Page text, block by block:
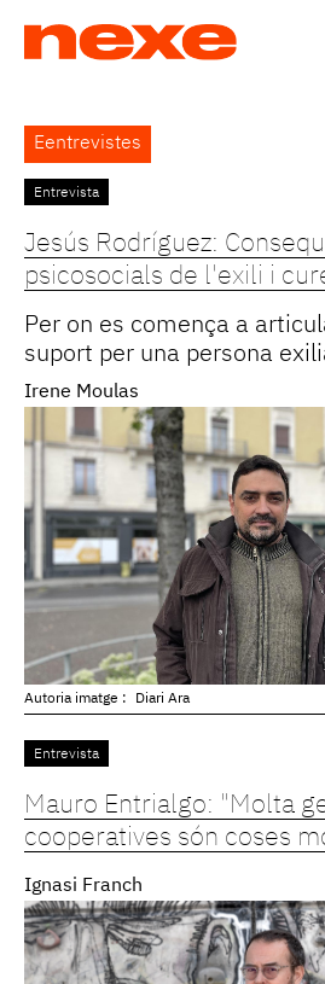
Back
to
top
Eentrevistes
Entrevista
Jesús Rodríguez:
psicosocials de l'exili i
Per on es comença a
suport per una persona
Irene Moulas
Autoria imatge : Diari Ara
Entrevista
Mauro Entrialgo: "Molta
cooperatives són coses
Ignasi Franch
Pàgines